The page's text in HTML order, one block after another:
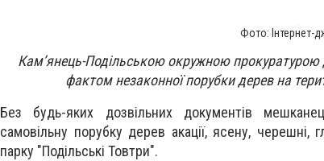
Фото: Інтернет-
Кам’янець-Подільською окружною
фактом незаконної порубки дерев на
Без будь-яких дозвільних документів
самовільну порубку дерев акації, ясену, черешні,
парку "Подільські Товтри".